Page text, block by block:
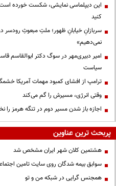
این دیپلماسی نمایشی، شکست خورده
کنید
سربازانِ خیابانِ ظهور؛ ملتِ مبعوثِ رودسر
نمی‌دهیم»
امیر دبیری‌مهر در سوگ دکتر ابوالقاسم
سیاست
ترامپ از افشای کمبود مهمات آمریکا
وقتی انرژی، مسیرش را گم می‌کند
اجازه باز شدن مسیر دوم در تنگه هرمز را
پربحث ترین عناوین
هشتمین کلان شهر ایران مشخص شد
سوابق بیمه شدگان روی سایت تامین
همجنس گرایی در شبکه من و تو